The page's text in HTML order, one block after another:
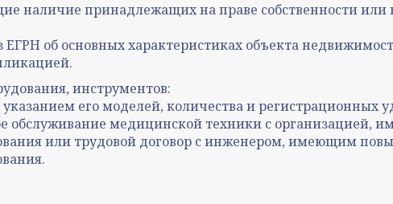
наличие принадлежащих на праве собственности
ЕГРН об основных характеристиках объекта
инструментов:
указанием его моделей, количества и регистрационных
обслуживание медицинской техники с организацией,
или трудовой договор с инженером, имеющим